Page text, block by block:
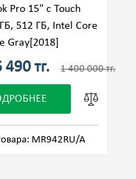
Pro 15" с Touch
512 ГБ, Intel Core
Gray[2018]
тг. 1 400 000 тг.
MR942RU/A